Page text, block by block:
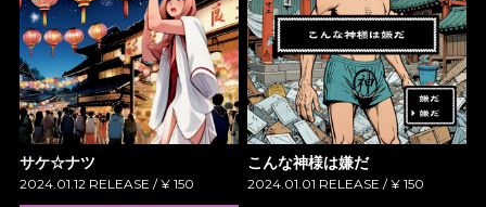
サケ☆ナツ
2024.01.12 RELEASE / ¥ 150
こんな神様は嫌だ
2024.01.01 RELEASE / ¥ 150